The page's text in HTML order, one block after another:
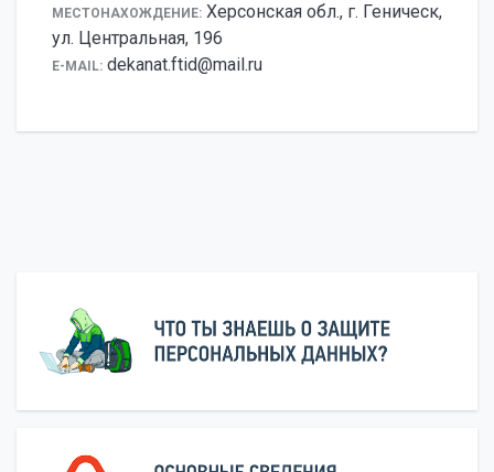
МЕСТОНАХОЖДЕНИЕ: Херсонская обл., г. Геническ,
ул. Центральная, 196
E-MAIL: dekanat.ftid@mail.ru